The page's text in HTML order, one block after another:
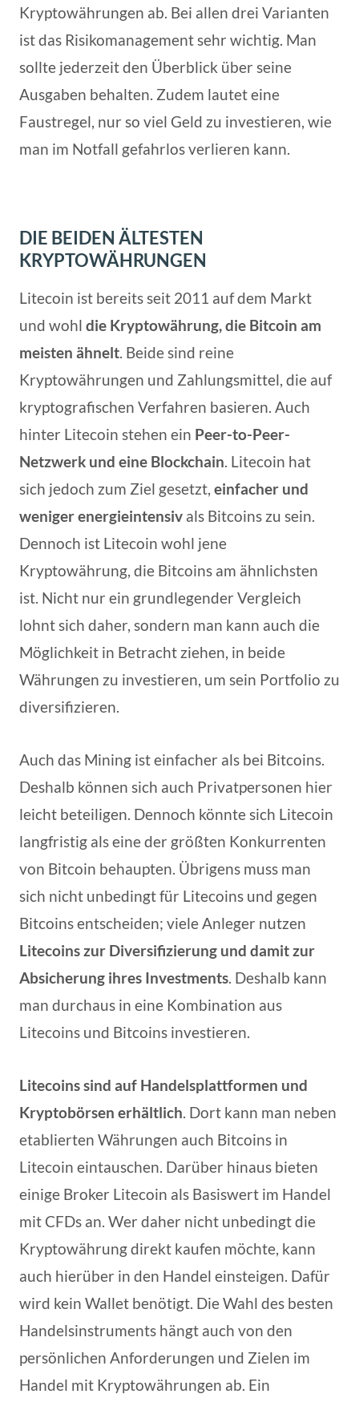
Kryptowährungen ab. Bei allen drei Varianten
ist das Risikomanagement sehr wichtig. Man
sollte jederzeit den Überblick über seine
Ausgaben behalten. Zudem lautet eine
Faustregel, nur so viel Geld zu investieren, wie
man im Notfall gefahrlos verlieren kann.
DIE BEIDEN ÄLTESTEN
KRYPTOWÄHRUNGEN
Litecoin ist bereits seit 2011 auf dem Markt
und wohl die Kryptowährung, die Bitcoin am
meisten ähnelt. Beide sind reine
Kryptowährungen und Zahlungsmittel, die auf
kryptografischen Verfahren basieren. Auch
hinter Litecoin stehen ein Peer-to-Peer-
Netzwerk und eine Blockchain. Litecoin hat
sich jedoch zum Ziel gesetzt, einfacher und
weniger energieintensiv als Bitcoins zu sein.
Dennoch ist Litecoin wohl jene
Kryptowährung, die Bitcoins am ähnlichsten
ist. Nicht nur ein grundlegender Vergleich
lohnt sich daher, sondern man kann auch die
Möglichkeit in Betracht ziehen, in beide
Währungen zu investieren, um sein Portfolio zu
diversifizieren.
Auch das Mining ist einfacher als bei Bitcoins.
Deshalb können sich auch Privatpersonen hier
leicht beteiligen. Dennoch könnte sich Litecoin
langfristig als eine der größten Konkurrenten
von Bitcoin behaupten. Übrigens muss man
sich nicht unbedingt für Litecoins und gegen
Bitcoins entscheiden; viele Anleger nutzen
Litecoins zur Diversifizierung und damit zur
Absicherung ihres Investments. Deshalb kann
man durchaus in eine Kombination aus
Litecoins und Bitcoins investieren.
Litecoins sind auf Handelsplattformen und
Kryptobörsen erhältlich. Dort kann man neben
etablierten Währungen auch Bitcoins in
Litecoin eintauschen. Darüber hinaus bieten
einige Broker Litecoin als Basiswert im Handel
mit CFDs an. Wer daher nicht unbedingt die
Kryptowährung direkt kaufen möchte, kann
auch hierüber in den Handel einsteigen. Dafür
wird kein Wallet benötigt. Die Wahl des besten
Handelsinstruments hängt auch von den
persönlichen Anforderungen und Zielen im
Handel mit Kryptowährungen ab. Ein